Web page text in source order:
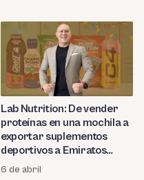
Lab Nutrition: De vender
proteínas en una mochila a
exportar suplementos
deportivos a Emiratos
Árabes, China y Brasil
6 de abril